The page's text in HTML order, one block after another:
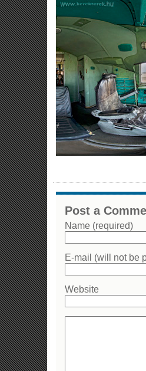
Post a
Name (required)
E-mail (will not be
Website